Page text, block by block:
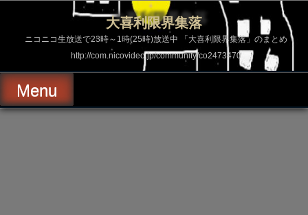
ス
ッ
プ
大喜利限界集落
ニコニコ生放送で23時～1時(25時)放送中 「大喜利限界集落」のまとめ
http://com.nicovideo.jp/community/co2473470
Menu